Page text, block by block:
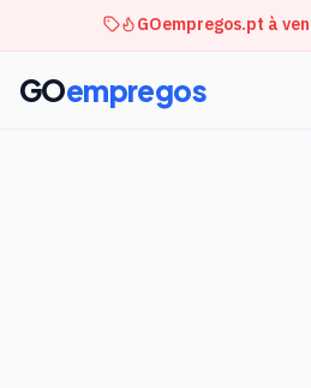
GOempregos.pt à
GOempregos